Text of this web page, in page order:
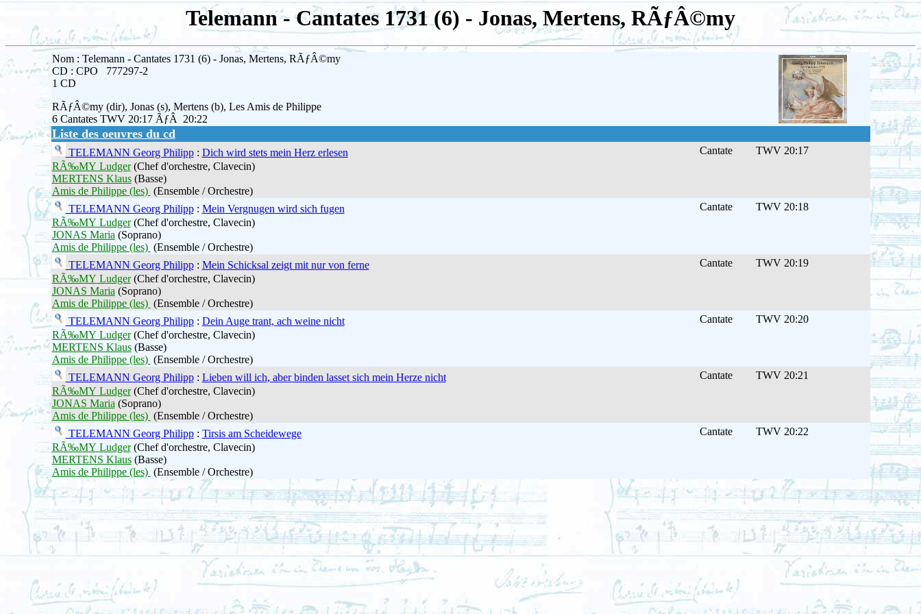
Telemann - Cantates 1731 (6) - Jonas, Mertens, RÃƒÂ©my
Nom : Telemann - Cantates 1731 (6) - Jonas, Mertens, RÃƒÂ©my
CD : CPO 777297-2
1 CD
RÃƒÂ©my (dir), Jonas (s), Mertens (b), Les Amis de Philippe
6 Cantates TWV 20:17 ÃƒÂ 20:22
Liste des oeuvres du cd
TELEMANN Georg Philipp: Dich wird stets mein Herz erlesen Cantate
TWV 20:17
RÃ‰MY Ludger(Chef d'orchestre, Clavecin)
MERTENS Klaus(Basse)
Amis de Philippe (les) (Ensemble / Orchestre)
TELEMANN Georg Philipp: Mein Vergnugen wird sich fugen Cantate
TWV 20:18
RÃ‰MY Ludger(Chef d'orchestre, Clavecin)
JONAS Maria(Soprano)
Amis de Philippe (les) (Ensemble / Orchestre)
TELEMANN Georg Philipp: Mein Schicksal zeigt mit nur von ferne Cantate
TWV 20:19
RÃ‰MY Ludger(Chef d'orchestre, Clavecin)
JONAS Maria(Soprano)
Amis de Philippe (les) (Ensemble / Orchestre)
TELEMANN Georg Philipp: Dein Auge trant, ach weine nicht Cantate
TWV 20:20
RÃ‰MY Ludger(Chef d'orchestre, Clavecin)
MERTENS Klaus(Basse)
Amis de Philippe (les) (Ensemble / Orchestre)
TELEMANN Georg Philipp: Lieben will ich, aber binden lasset sich mein Herze nicht Cantate
TWV 20:21
RÃ‰MY Ludger(Chef d'orchestre, Clavecin)
JONAS Maria(Soprano)
Amis de Philippe (les) (Ensemble / Orchestre)
TELEMANN Georg Philipp: Tirsis am Scheidewege Cantate
TWV 20:22
RÃ‰MY Ludger(Chef d'orchestre, Clavecin)
MERTENS Klaus(Basse)
Amis de Philippe (les) (Ensemble / Orchestre)